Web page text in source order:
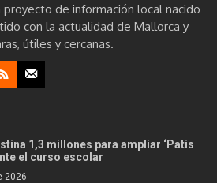
de información local nacido
con la actualidad de Mallorca y
útiles y cercanas.
1,3 millones para ampliar ‘Patis
el curso escolar
2026